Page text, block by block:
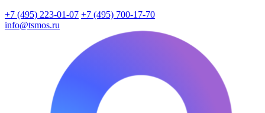
+7 (495) 223-01-07 +7 (495) 700-17-70
info@tsmos.ru